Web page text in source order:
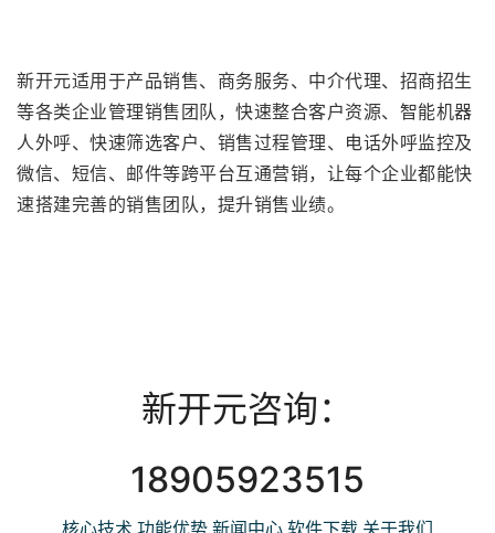
新开元适用于产品销售、商务服务、中介代理、招商招生
等各类企业管理销售团队，快速整合客户资源、智能机器
人外呼、快速筛选客户、销售过程管理、电话外呼监控及
微信、短信、邮件等跨平台互通营销，让每个企业都能快
速搭建完善的销售团队，提升销售业绩。
新开元咨询：
18905923515